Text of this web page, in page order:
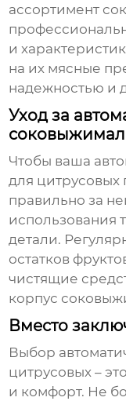
ассортимент
и
на их мясные
надежностью и
Уход за
Чтобы ваша
для цитрусовых
правильно за
использования
детали.
остатков
чистящие
корпус
Вместо
Выбор
цитрусовых –
и комфорт. Не